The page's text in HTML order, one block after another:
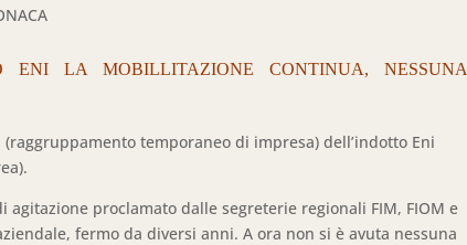
ENI LA MOBILLITAZIONE CONTINUA, NESSUNA
temporaneo di impresa) dell’indotto Eni
agitazione proclamato dalle segreterie regionali FIM, FIOM e
fermo da diversi anni. A ora non si è avuta nessuna